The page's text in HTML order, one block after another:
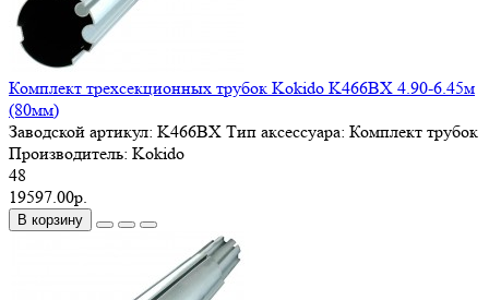
Комплект трехсекционных трубок Kokido K466BX 4.90-6.45м
(80мм)
Заводской артикул: K466BX Тип аксессуара: Комплект трубок
Производитель: Kokido
48
19597.00р.
В корзину